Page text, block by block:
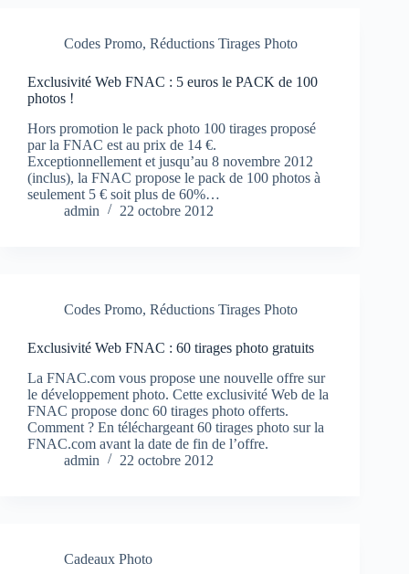
Codes Promo, Réductions Tirages Photo
Exclusivité Web FNAC : 5 euros le PACK de 100
photos !
Hors promotion le pack photo 100 tirages proposé
par la FNAC est au prix de 14 €.
Exceptionnellement et jusqu’au 8 novembre 2012
(inclus), la FNAC propose le pack de 100 photos à
seulement 5 € soit plus de 60%…
admin
22 octobre 2012
Codes Promo, Réductions Tirages Photo
Exclusivité Web FNAC : 60 tirages photo gratuits
La FNAC.com vous propose une nouvelle offre sur
le développement photo. Cette exclusivité Web de la
FNAC propose donc 60 tirages photo offerts.
Comment ? En téléchargeant 60 tirages photo sur la
FNAC.com avant la date de fin de l’offre.
admin
22 octobre 2012
Cadeaux Photo